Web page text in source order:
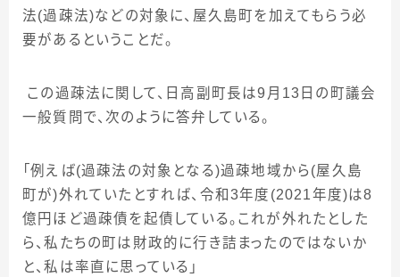
法(過疎法)などの対象に、屋久島町を加えてもらう必
要があるということだ。
この過疎法に関して、日高副町長は9 月 13 日の町議会
一般質問で、次のように答弁している。
「例えば(過疎法の対象となる)過疎地域から(屋久島
町が)外れていたとすれば、令和3年度(2021年度)は8
億円ほど過疎債を起債している。これが外れたとした
ら、私たちの町は財政的に行き詰まったのではないか
と、私は率直に思っている」